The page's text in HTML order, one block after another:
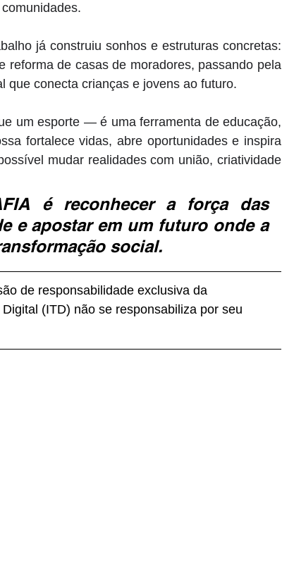
já construiu sonhos e estruturas concretas:
reforma de casas de moradores, passando pela
que conecta crianças e jovens ao futuro.
um esporte — é uma ferramenta de educação,
fortalece vidas, abre oportunidades e inspira
mudar realidades com união, criatividade
é reconhecer a força das
e apostar em um futuro onde a
social.
de responsabilidade exclusiva da
(ITD) não se responsabiliza por seu